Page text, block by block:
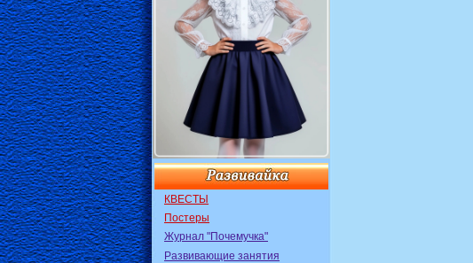
КВЕСТЫ
Постеры
Журнал "Почемучка"
Развивающие занятия